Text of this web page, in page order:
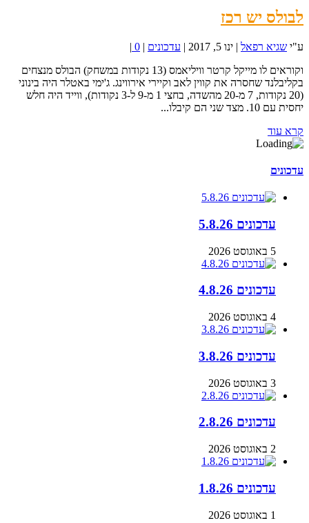
לבולס יש רכז
ע"י שגיא רפאל | ינו 5, 2017 | עדכונים |
0
|
וקוראים לו מייקל קרטר וויליאמס (13 נקודות במשחק) הבולס מנצחים
בקליבלנד שחסרה את קווין לאב וקיירי אירווינג. ג'ימי באטלר היה בינוני
(20 נקודות, 7 מ-20 מהשדה, בחצי 1 מ-9 ל-3 נקודות), ווייד היה חלש
יחסית עם 10. מצד שני הם קיבלו...
קרא עוד
עדכונים
עדכונים 5.8.26
5 באוגוסט 2026
עדכונים 4.8.26
4 באוגוסט 2026
עדכונים 3.8.26
3 באוגוסט 2026
עדכונים 2.8.26
2 באוגוסט 2026
עדכונים 1.8.26
1 באוגוסט 2026